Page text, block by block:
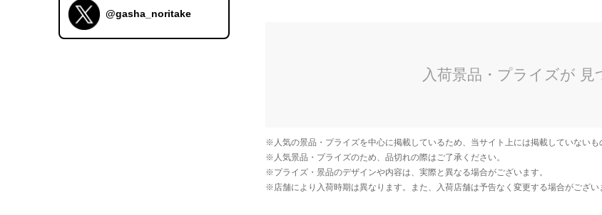
@gasha_noritake